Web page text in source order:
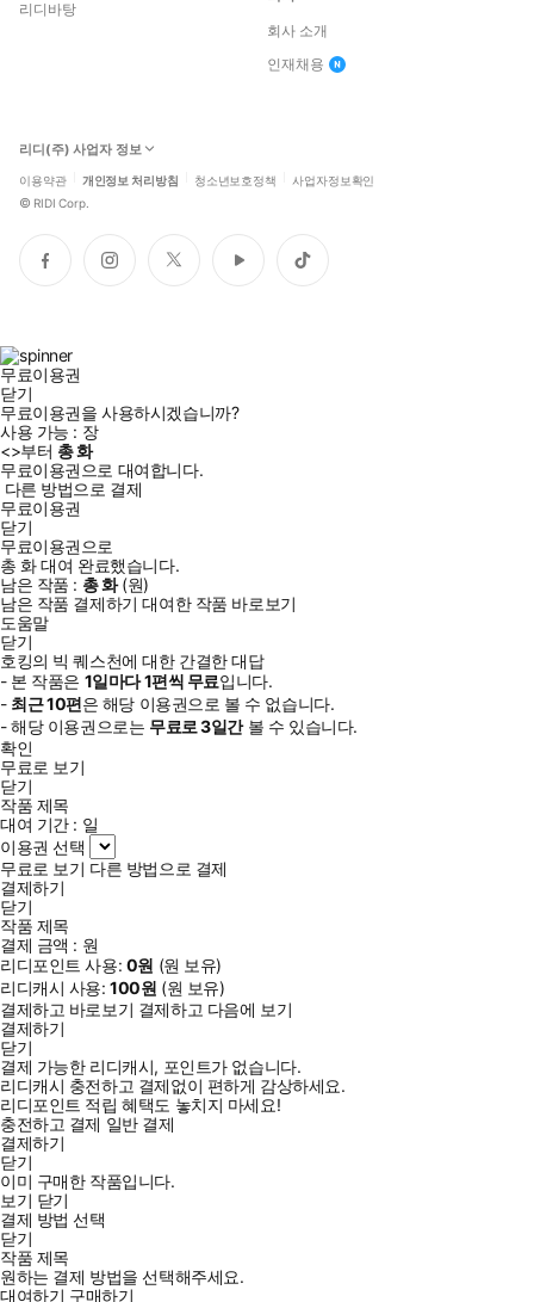
리디바탕
회사 소개
인재채용
리디(주) 사업자 정보
이용약관 개인정보 처리방침 청소년보호정책 사업자정보확인
© RIDI Corp.
페
이
인
스
트
위
유
튜
틱
톡
무료이용권
닫기
무료이용권을 사용하시겠습니까?
사용 가능 : 장
<>부터 총화
무료이용권으로 대여합니다.
다른 방법으로 결제
무료이용권
닫기
무료이용권으로
총 화대여 완료했습니다.
남은 작품 : 총화(원)
남은 작품 결제하기 대여한 작품 바로보기
도움말
닫기
호킹의 빅 퀘스천에 대한 간결한 대답
- 본 작품은 1일마다1편씩 무료입니다.
- 최근10편은 해당 이용권으로 볼 수 없습니다.
- 해당 이용권으로는 무료로3일간볼 수 있습니다.
확인
무료로 보기
닫기
작품 제목
대여 기간 : 일
이용권 선택
무료로 보기 다른 방법으로 결제
결제하기
닫기
작품 제목
결제 금액 : 원
리디포인트 사용: 0원 (원 보유)
리디캐시 사용:100원 (원 보유)
결제하고 바로보기 결제하고 다음에 보기
결제하기
닫기
결제 가능한 리디캐시, 포인트가 없습니다.
리디캐시 충전하고 결제없이 편하게 감상하세요.
리디포인트 적립 혜택도 놓치지 마세요!
충전하고 결제 일반 결제
결제하기
닫기
이미 구매한 작품입니다.
보기 닫기
결제 방법 선택
닫기
작품 제목
원하는 결제 방법을 선택해주세요.
대여하기 구매하기